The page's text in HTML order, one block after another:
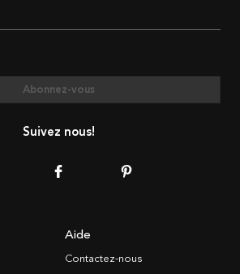
Abonnez-vous
Suivez nous!
Aide
Contactez-nous